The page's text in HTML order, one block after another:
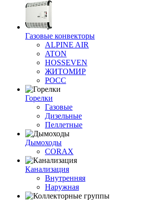
Газовые конвекторы
ALPINE AIR
ATON
HOSSEVEN
ЖИТОМИР
РОСС
Горелки
Газовые
Дизельные
Пеллетные
Дымоходы
CORAX
Канализация
Внутренняя
Наружная